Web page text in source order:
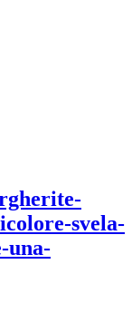
svela-
una-